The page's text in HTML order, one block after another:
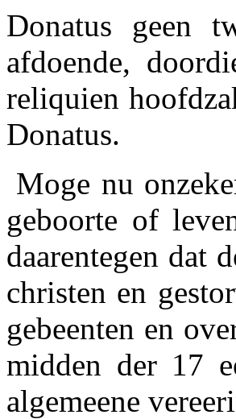
Donatus geen
afdoende,
reliquien
Donatus.
Moge nu
geboorte of
daarentegen dat
christen en
gebeenten en
midden der 17
algemeene